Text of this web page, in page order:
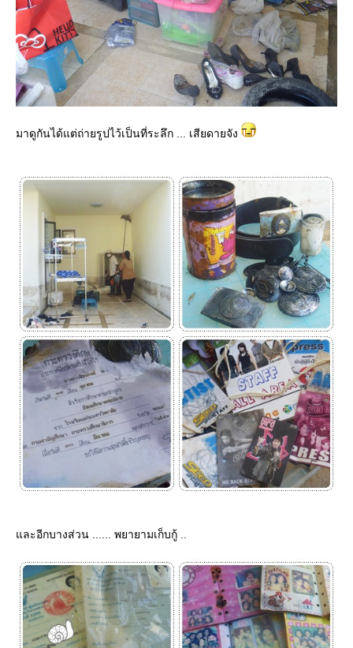
มาดูกันได้แต่ถ่ายรูปไว้เป็นที่ระลึก ... เสียดายจัง
ละอีกบางส่วน ...... พยายามเก็บกู้ ..